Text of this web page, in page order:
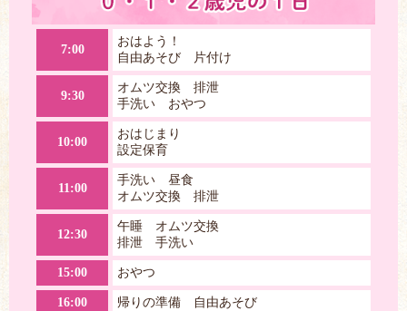
7:00
おはよう！
自由あそび 片付け
9:30
オムツ交換 排泄
手洗い おやつ
10:00
おはじまり
設定保育
11:00
手洗い 昼食
オムツ交換 排泄
12:30
午睡 オムツ交換
排泄 手洗い
15:00 おやつ
16:00 帰りの準備 自由あそび